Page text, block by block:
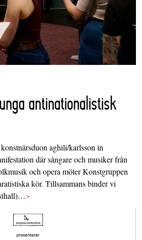
antinationalistisk
aghili/karlsson in
där sångare och musiker från
och opera möter Konstgruppen
kör. Tillsammans binder vi
>